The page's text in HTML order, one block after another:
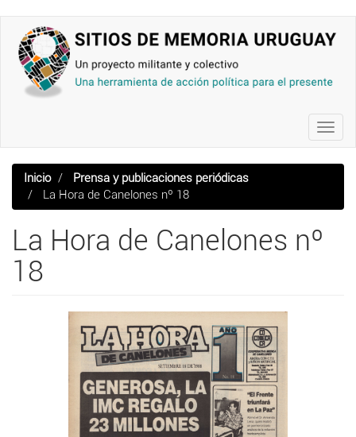
contenido
principal
Inicio
Prensa y publicaciones periódicas
La Hora de Canelones nº 18
La Hora de Canelones nº
18